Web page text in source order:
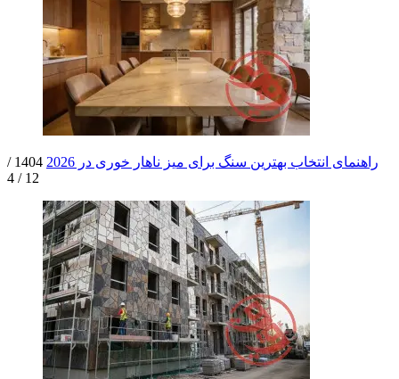
راهنمای انتخاب بهترین سنگ برای میز ناهار خوری در 2026
1404 /
12 / 4